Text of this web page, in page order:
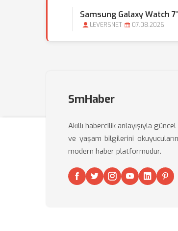
Samsung Galaxy Watch
LEVERSNET 07.08.2026
SmHaber
Akıllı habercilik anlayışıyla
ve yaşam bilgilerini
modern haber platformudur.